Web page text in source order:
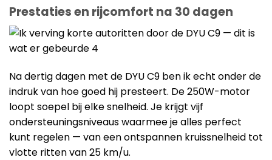
Prestaties en rijcomfort na 30 dagen
Na dertig dagen met de DYU C9 ben ik echt onder de
indruk van hoe goed hij presteert. De 250W-motor
loopt soepel bij elke snelheid. Je krijgt vijf
ondersteuningsniveaus waarmee je alles perfect
kunt regelen — van een ontspannen kruissnelheid tot
vlotte ritten van 25 km/u.